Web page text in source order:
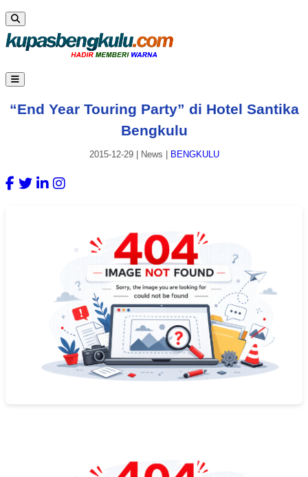
“End Year Touring Party” di Hotel Santika
Bengkulu
2015-12-29| News BENGKULU